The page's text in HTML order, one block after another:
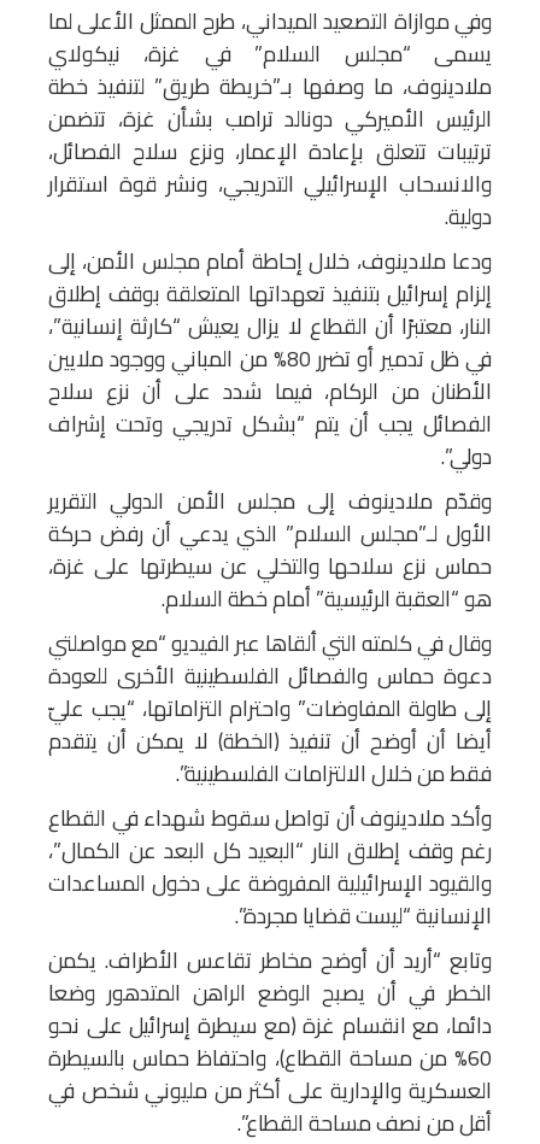
وفي موازاة التصعيد الميداني، طرح الممثل الأعلى لما
يسمى “مجلس السلام” في غزة، نيكولاي
ملادينوف، ما وصفها بـ”خريطة طريق” لتنفيذ خطة
الرئيس الأميركي دونالد ترامب بشأن غزة، تتضمن
ترتيبات تتعلق بإعادة الإعمار، ونزع سلاح الفصائل،
والانسحاب الإسرائيلي التدريجي، ونشر قوة استقرار
دولية.
ودعا ملادينوف، خلال إحاطة أمام مجلس الأمن، إلى
إلزام إسرائيل بتنفيذ تعهداتها المتعلقة بوقف إطلاق
النار، معتبرًا أن القطاع لا يزال يعيش “كارثة إنسانية”،
في ظل تدمير أو تضرر 80% من المباني ووجود ملايين
الأطنان من الركام، فيما شدد على أن نزع سلاح
الفصائل يجب أن يتم “بشكل تدريجي وتحت إشراف
دولي”.
وقدّم ملادينوف إلى مجلس الأمن الدولي التقرير
الأول لـ”مجلس السلام” الذي يدعي أن رفض حركة
حماس نزع سلاحها والتخلي عن سيطرتها على غزة،
هو “العقبة الرئيسية” أمام خطة السلام.
وقال في كلمته التي ألقاها عبر الفيديو “مع مواصلتي
دعوة حماس والفصائل الفلسطينية الأخرى للعودة
إلى طاولة المفاوضات” واحترام التزاماتها، “يجب عليّ
أيضا أن أوضح أن تنفيذ (الخطة) لا يمكن أن يتقدم
فقط من خلال الالتزامات الفلسطينية”.
وأكد ملادينوف أن تواصل سقوط شهداء في القطاع
رغم وقف إطلاق النار “البعيد كل البعد عن الكمال”،
والقيود الإسرائيلية المفروضة على دخول المساعدات
الإنسانية “ليست قضايا مجردة”.
وتابع “أريد أن أوضح مخاطر تقاعس الأطراف. يكمن
الخطر في أن يصبح الوضع الراهن المتدهور وضعا
دائما، مع انقسام غزة (مع سيطرة إسرائيل على نحو
60% من مساحة القطاع)، واحتفاظ حماس بالسيطرة
العسكرية والإدارية على أكثر من مليوني شخص في
أقل من نصف مساحة القطاع”.